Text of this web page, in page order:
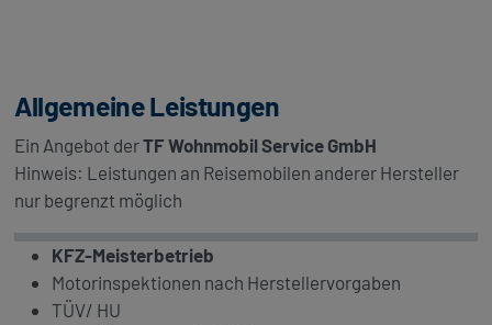
Allgemeine Leistungen
Ein Angebot derTF Wohnmobil Service GmbH
Hinweis: Leistungen an Reisemobilen anderer Hersteller
nur begrenzt möglich
KFZ-Meisterbetrieb
Motorinspektionen nach Herstellervorgaben
TÜV/ HU